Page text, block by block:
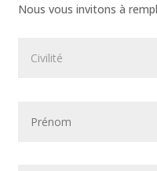
Nous vous invitons à